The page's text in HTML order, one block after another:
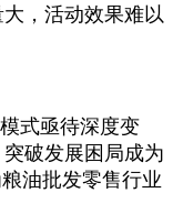
，活动效果难以
式亟待深度变
破发展困局成为
油批发零售行业